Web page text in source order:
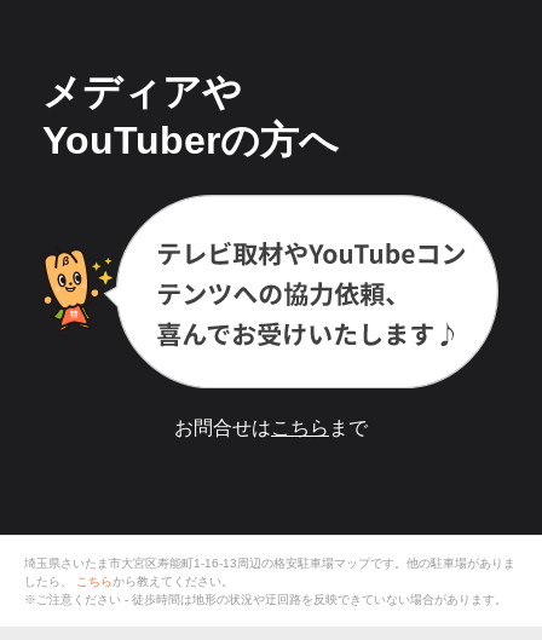
メディアや
YouTuberの方へ
お問合せはこちら まで
埼玉県さいたま市大宮区寿能町1-16-13 周辺の格安駐車場マップです。他の駐車場がありま
したら、
こちらから教えてください。
※ご注意ください - 徒歩時間は地形の状況や迂回路を反映できていない場合があります。